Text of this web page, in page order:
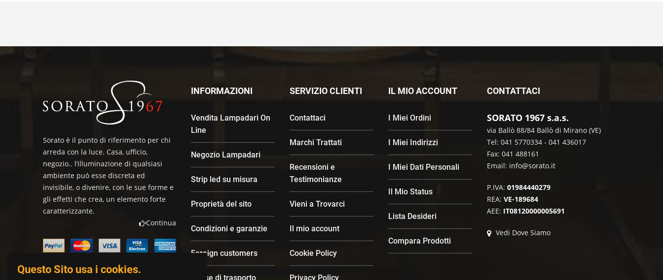
Sorato è il punto di riferimento per chi
arreda con la luce. Casa, ufficio,
negozio.. l’illuminazione di qualsiasi
ambiente può esse discreta ed
invisibile, o divenire, con le sue forme e
gli effetti che crea, un elemento forte
caratterizzante.
Continua
INFORMAZIONI
Vendita Lampadari On
Line
Negozio Lampadari
Strip led su misura
Proprietà del sito
Condizioni e garanzie
Foreign customers
Spese di trasporto
SERVIZIO CLIENTI
Contattaci
Marchi Trattati
Recensioni e
Testimonianze
Vieni a Trovarci
Il mio account
Cookie Policy
Privacy Policy
IL MIO ACCOUNT
I Miei Ordini
I Miei Indirizzi
I Miei Dati Personali
Il Mio Status
Lista Desideri
Compara Prodotti
CONTATTACI
SORATO 1967 s.a.s.
via Ballò 88/84 Ballò di Mirano (VE)
Tel: 041 5770334 - 041 436017
Fax: 041 488161
Email: info@sorato.it
P.IVA: 01984440279
REA: VE-189684
AEE: IT08120000005691
Vedi Dove Siamo
Questo Sito usa i cookies.